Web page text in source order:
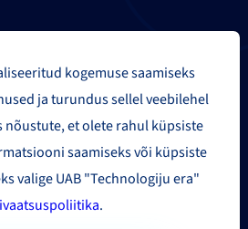
kogemuse saamiseks
ja turundus sellel veebilehel
nõustute, et olete rahul küpsiste
saamiseks või küpsiste
valige UAB "Technologiju era"
.